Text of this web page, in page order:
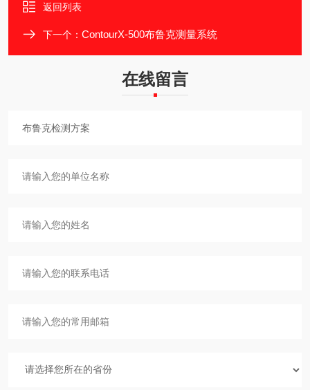
返回列表
下一个： ContourX-500布鲁克测量系统
在线留言